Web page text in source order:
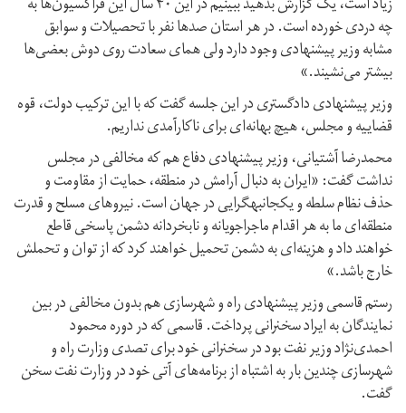
چه دردی خورده است. در هر استان صدها نفر با تحصیلات و سوابق
مشابه وزیر پیشنهادی وجود دارد ولی همای سعادت روی دوش بعضی‌ها
بیشتر می‌نشیند.»
وزیر پیشنهادی دادگستری در این جلسه گفت که با این ترکیب دولت، قوه
قضاییه و مجلس، هیچ بهانه‌ای برای ناکارآمدی نداریم.
محمدرضا آشتیانی، وزیر پیشنهادی دفاع هم که مخالفی در مجلس
نداشت گفت: «ایران به دنبال آرامش در منطقه، حمایت از مقاومت و
حذف نظام سلطه و یک‎جانبه‎گرایی در جهان است. نیروهای مسلح و قدرت
منطقه‌ای ما به هر اقدام ماجراجویانه و نابخردانه دشمن پاسخی قاطع
خواهند داد و هزینه‌ای به دشمن تحمیل خواهند کرد که از توان و تحملش
خارج باشد.»
رستم قاسمی وزیر پیشنهادی راه و شهرسازی هم بدون مخالفی در بین
نمایندگان به ایراد سخنرانی پرداخت. قاسمی که در دوره محمود
احمدی‌نژاد وزیر نفت بود در سخنرانی خود برای تصدی وزارت راه و
شهرسازی چندین بار به اشتباه از برنامه‌های آتی خود در وزارت نفت سخن
گفت.